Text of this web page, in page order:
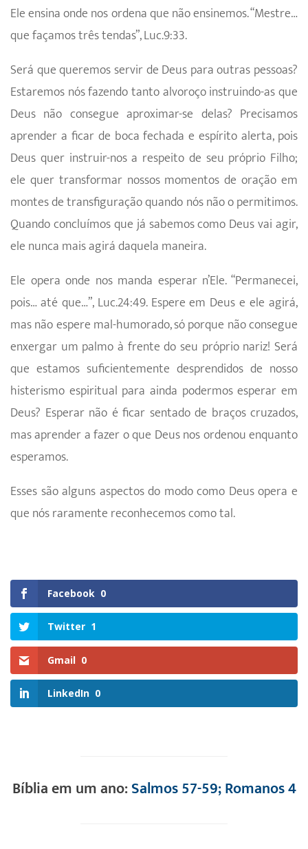
Ele ensina onde nos ordena que não ensinemos. “Mestre…
que façamos três tendas”, Luc.9:33.
Será que queremos servir de Deus para outras pessoas?
Estaremos nós fazendo tanto alvoroço instruindo-as que
Deus não consegue aproximar-se delas? Precisamos
aprender a ficar de boca fechada e espírito alerta, pois
Deus quer instruir-nos a respeito de seu próprio Filho;
ele quer transformar nossos momentos de oração em
montes de transfiguração quando nós não o permitimos.
Quando concluímos que já sabemos como Deus vai agir,
ele nunca mais agirá daquela maneira.
Ele opera onde nos manda esperar n’Ele. “Permanecei,
pois… até que…”, Luc.24:49. Espere em Deus e ele agirá,
mas não espere mal-humorado, só porque não consegue
enxergar um palmo à frente do seu próprio nariz! Será
que estamos suficientemente desprendidos de nosso
histerismo espiritual para ainda podermos esperar em
Deus? Esperar não é ficar sentado de braços cruzados,
mas aprender a fazer o que Deus nos ordenou enquanto
esperamos.
Esses são alguns aspectos do modo como Deus opera e
que nós raramente reconhecemos como tal.
Facebook 0
Twitter 1
Gmail 0
LinkedIn 0
Bíblia em um ano:Salmos 57-59; Romanos 4